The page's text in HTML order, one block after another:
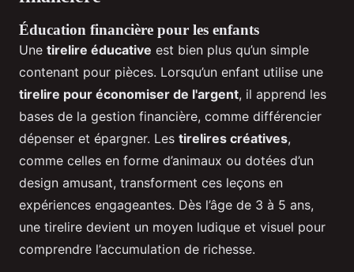
Éducation financière pour les enfants
Une tirelire éducative est bien plus qu’un simple
contenant pour pièces. Lorsqu’un enfant utilise une
tirelire pour économiser de l'argent, il apprend les
bases de la gestion financière, comme différencier
dépenser et épargner. Les tirelires créatives,
comme celles en forme d’animaux ou dotées d’un
design amusant, transforment ces leçons en
expériences engageantes. Dès l’âge de 3 à 5 ans,
une tirelire devient un moyen ludique et visuel pour
comprendre l’accumulation de richesse.